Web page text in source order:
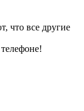
что все другие